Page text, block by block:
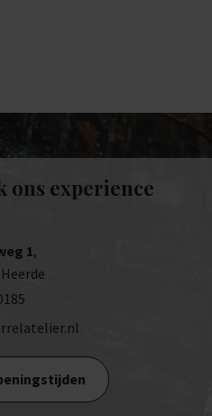
ons experience
1,